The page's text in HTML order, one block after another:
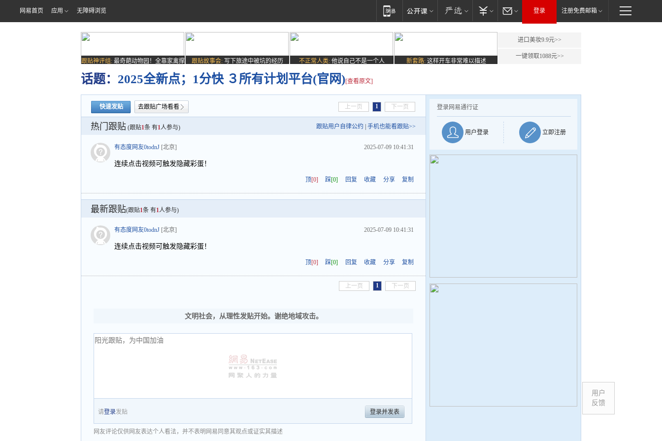
网易首页 应用 无障碍浏览 登录 注册免费邮箱
跟贴神评组: 最奇葩动物园！全靠家禽撑
跟贴故事会: 写下旅途中被坑的经历 不正常人类: 他说自己不是一个人 新套路: 这样开车非常难以描述
进口美妆9.9元>>
一键领取1088元>>
话题： 2025全新点；1分快 ３所有计划平台(官网)[查看原文]
快速发贴 去跟贴广场看看 上一页 1 下一页
热门跟贴 (跟贴1条 有1人参与) 跟贴用户自律公约 手机也能看跟贴>>
有态度网友0todnJ [北京] 2025-07-09 10:41:31
连续点击视频可触发隐藏彩蛋！
顶[0] 踩[0] 回复 收藏 分享 复制
最新跟贴(跟贴1条 有1人参与)
有态度网友0todnJ [北京] 2025-07-09 10:41:31
连续点击视频可触发隐藏彩蛋！
顶[0] 踩[0] 回复 收藏 分享 复制
上一页 1 下一页
文明社会，从理性发贴开始。谢绝地域攻击。
请登录发贴 登录并发表
网友评论仅供网友表达个人看法，并不表明网易同意其观点或证实其描述
登录网易通行证
用户登录 立即注册
用户
反馈